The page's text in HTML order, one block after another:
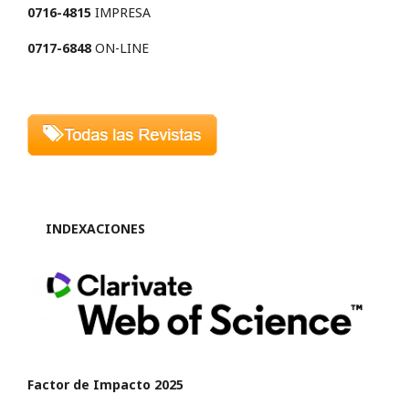
0716-4815 IMPRESA
0717-6848ON-LINE
INDEXACIONES
Factor de Impacto 2025